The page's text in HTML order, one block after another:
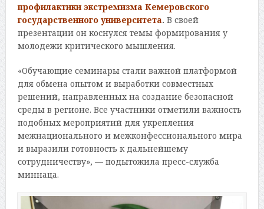
профилактики экстремизма Кемеровского
государственного университета. В своей
презентации он коснулся темы формирования у
молодежи критического мышления.
«Обучающие семинары стали важной платформой
для обмена опытом и выработки совместных
решений, направленных на создание безопасной
среды в регионе. Все участники отметили важность
подобных мероприятий для укрепления
межнационального и межконфессионального мира
и выразили готовность к дальнейшему
сотрудничеству», — подытожила пресс-служба
миннаца.